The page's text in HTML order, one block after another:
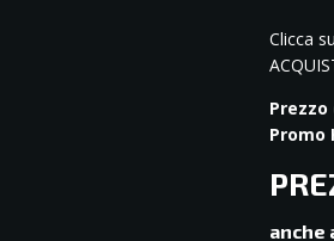
Clicca
Promo
anche